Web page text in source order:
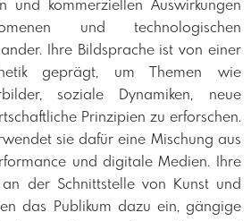
und kommerziellen Auswirkungen
und technologischen
Ihre Bildsprache ist von einer
geprägt, um Themen wie
soziale Dynamiken, neue
Prinzipien zu erforschen.
sie dafür eine Mischung aus
und digitale Medien. Ihre
der Schnittstelle von Kunst und
das Publikum dazu ein, gängige